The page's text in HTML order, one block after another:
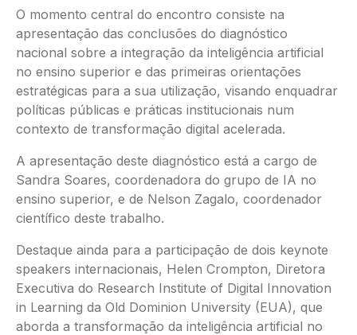
O momento central do encontro consiste na
apresentação das conclusões do diagnóstico
nacional sobre a integração da inteligência artificial
no ensino superior e das primeiras orientações
estratégicas para a sua utilização, visando enquadrar
políticas públicas e práticas institucionais num
contexto de transformação digital acelerada.
A apresentação deste diagnóstico está a cargo de
Sandra Soares, coordenadora do grupo de IA no
ensino superior, e de Nelson Zagalo, coordenador
científico deste trabalho.
Destaque ainda para a participação de dois keynote
speakers internacionais, Helen Crompton, Diretora
Executiva do Research Institute of Digital Innovation
in Learning da Old Dominion University (EUA), que
aborda a transformação da inteligência artificial no